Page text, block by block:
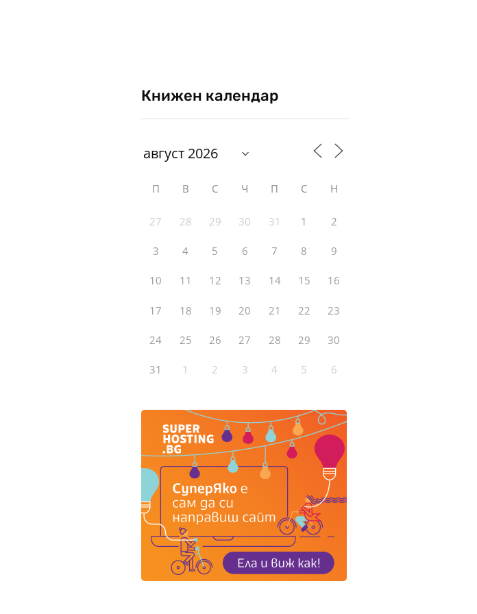
Книжен календар
П В С Ч П С Н
27 28 29 30 31 1 2
3 4 5 6 7 8 9
10 11 12 13 14 15 16
17 18 19 20 21 22 23
24 25 26 27 28 29 30
31 1 2 3 4 5 6